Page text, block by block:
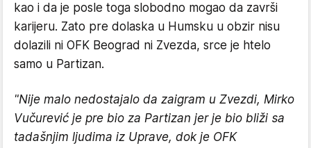
kao i da je posle toga slobodno mogao da završi
karijeru. Zato pre dolaska u Humsku u obzir nisu
dolazili ni OFK Beograd ni Zvezda, srce je htelo
samo u Partizan.
"Nije malo nedostajalo da zaigram u Zvezdi, Mirko
Vučurević je pre bio za Partizan jer je bio bliži sa
tadašnjim ljudima iz Uprave, dok je OFK